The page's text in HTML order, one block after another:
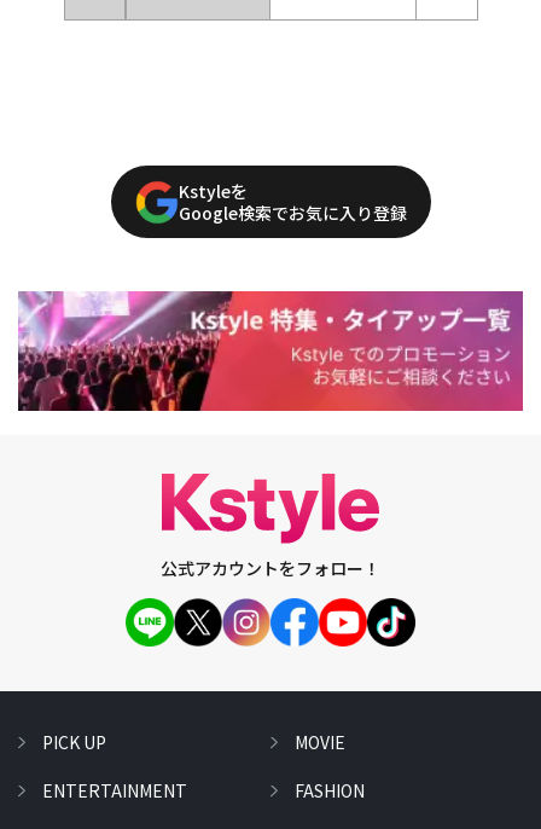
Kstyleを
Google検索でお気に入り登録
公式アカウントをフォロー！
PICK UP
ENTERTAINMENT
MOVIE
FASHION